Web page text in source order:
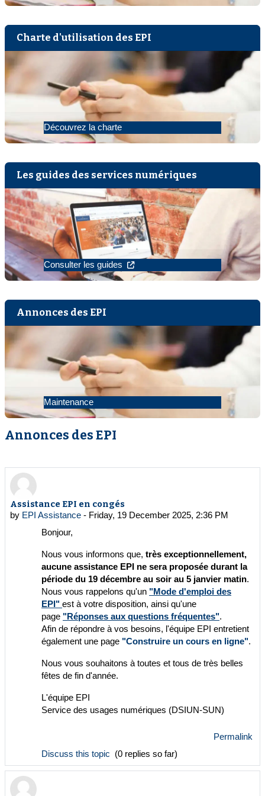
Charte d'utilisation des EPI
Découvrez la charte
Les guides des services numériques
Consulter les guides
Annonces des EPI
Maintenance
Annonces des EPI
Assistance EPI en congés
by EPI Assistance - Friday, 19 December 2025, 2:36 PM
Bonjour,
Nous vous informons que, très exceptionnellement,
aucune assistance EPI ne sera proposée durant la
période du 19 décembre au soir au 5 janvier matin.
Nous vous rappelons qu'un "Mode d'emploi des
EPI" est à votre disposition, ainsi qu'une
page "Réponses aux questions fréquentes".
Afin de répondre à vos besoins, l'équipe EPI entretient
également une page "Construire un cours en ligne".
Nous vous souhaitons à toutes et tous de très belles
fêtes de fin d'année.
L'équipe EPI
Service des usages numériques (DSIUN-SUN)
Permalink
Discuss this topic
(0 replies so far)